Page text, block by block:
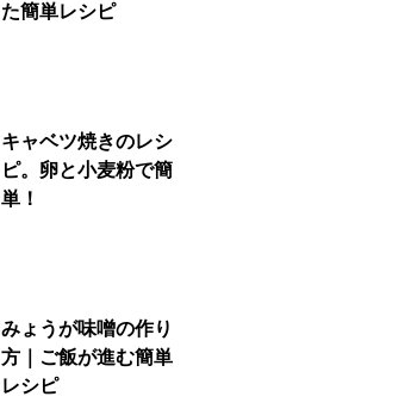
た簡単レシピ
キャベツ焼きのレシ
ピ。卵と小麦粉で簡
単！
みょうが味噌の作り
方｜ご飯が進む簡単
レシピ